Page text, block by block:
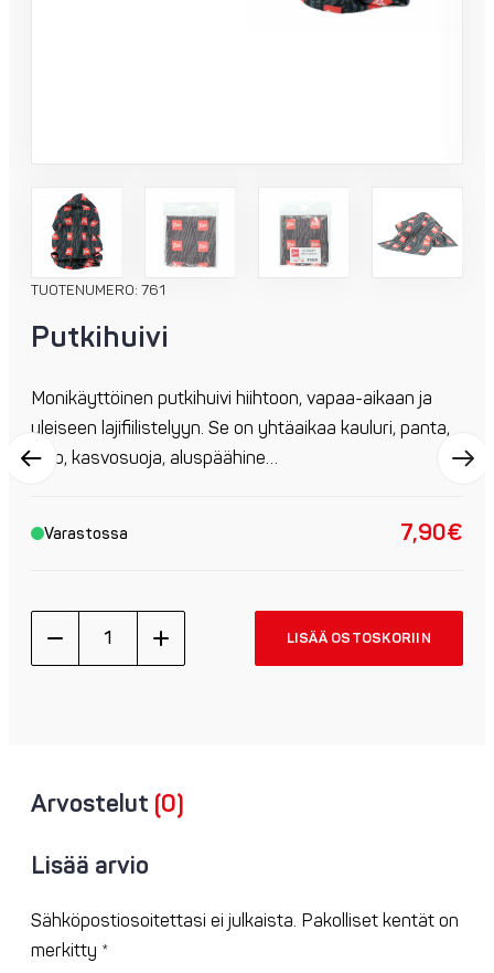
TUOTENUMERO: 761
Putkihuivi
Monikäyttöinen putkihuivi hiihtoon, vapaa-aikaan ja
yleiseen lajifiilistelyyn. Se on yhtäaikaa kauluri, panta,
pipo, kasvosuoja, aluspäähine…
Varastossa 7,90€
LISÄÄ OSTOSKORIIN
Arvostelut (0)
Lisää arvio
Sähköpostiosoitettasi ei julkaista. Pakolliset kentät on
merkitty *